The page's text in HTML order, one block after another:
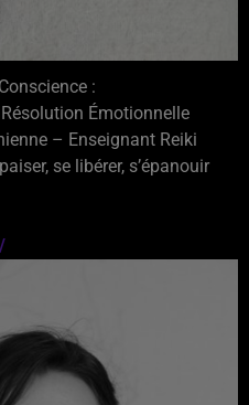
:
Émotionnelle
– Enseignant Reiki
se libérer, s’épanouir